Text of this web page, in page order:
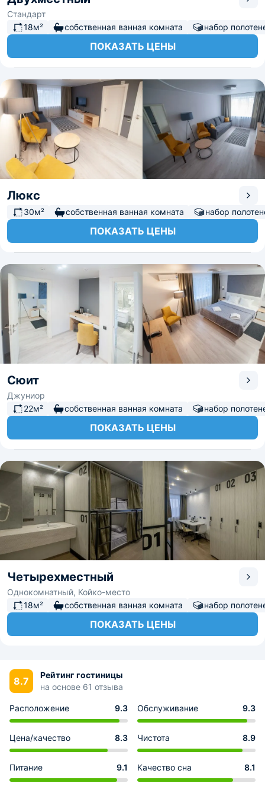
Стандарт
18м²
собственная ванная комната набор
ПОКАЗАТЬ ЦЕНЫ
Люкс
30м² собственная ванная комната набор
ПОКАЗАТЬ ЦЕНЫ
Сюит
Джуниор
22м²
собственная ванная комната набор
ПОКАЗАТЬ ЦЕНЫ
Четырехместный
Однокомнатный, Койко-место
18м²
собственная ванная комната набор
ПОКАЗАТЬ ЦЕНЫ
8.7
Рейтинг гостиницы
на основе 61 отзыва
Расположение 9.3 Обслуживание 9.3
Цена/качество 8.3 Чистота 8.9
Питание 9.1 Качество сна 8.1